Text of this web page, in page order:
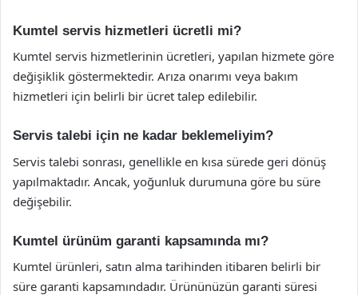
Kumtel servis hizmetleri ücretli mi?
Kumtel servis hizmetlerinin ücretleri, yapılan hizmete göre
değişiklik göstermektedir. Arıza onarımı veya bakım
hizmetleri için belirli bir ücret talep edilebilir.
Servis talebi için ne kadar beklemeliyim?
Servis talebi sonrası, genellikle en kısa sürede geri dönüş
yapılmaktadır. Ancak, yoğunluk durumuna göre bu süre
değişebilir.
Kumtel ürünüm garanti kapsamında mı?
Kumtel ürünleri, satın alma tarihinden itibaren belirli bir
süre garanti kapsamındadır. Ürününüzün garanti süresi